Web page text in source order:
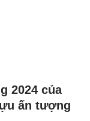
2024 của
ấn tượng